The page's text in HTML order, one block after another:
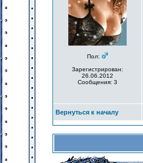
Пол:
Зарегистрирован:
26.06.2012
Сообщения: 3
Вернуться к началу